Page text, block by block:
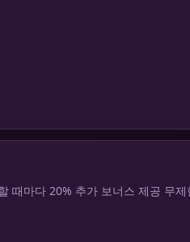
때마다 20% 추가 보너스 제공 무